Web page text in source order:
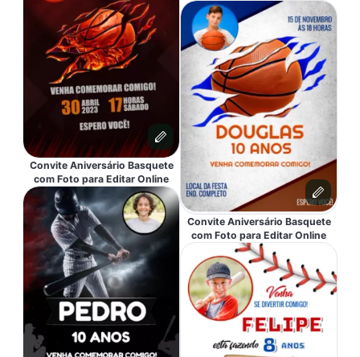
Convite Aniversário Basquete
com Foto para Editar Online
Convite Aniversário Basquete
com Foto para Editar Online